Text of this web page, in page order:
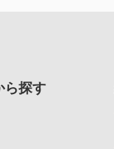
ら探す